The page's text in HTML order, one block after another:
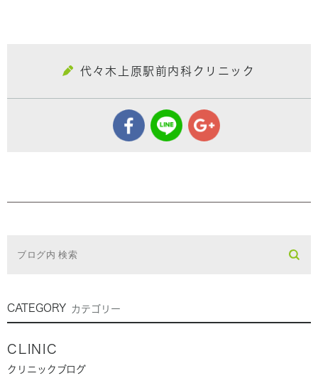
代々木上原駅前内科クリニック
CATEGORY カテゴリー
CLINIC
クリニックブログ